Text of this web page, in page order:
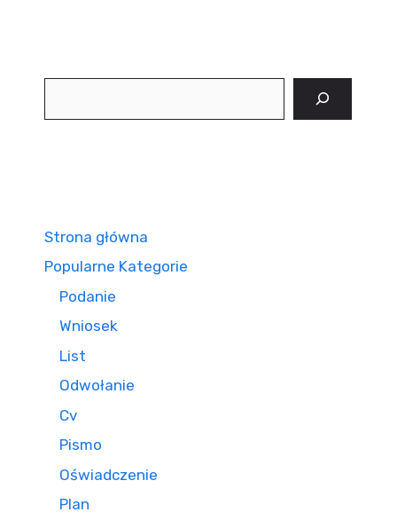
Strona główna
Popularne Kategorie
Podanie
Wniosek
List
Odwołanie
Cv
Pismo
Oświadczenie
Plan